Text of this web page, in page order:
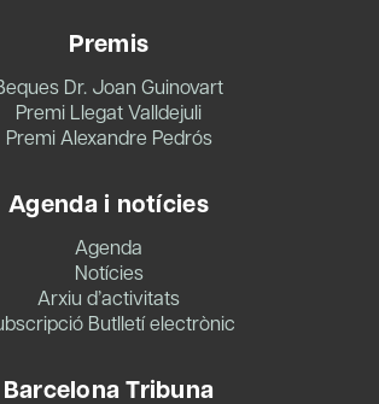
Premis
Dr. Joan Guinovart
Premi Llegat Valldejuli
Premi Alexandre Pedrós
Agenda i notícies
Agenda
Notícies
Arxiu d’activitats
Butlletí electrònic
Barcelona Tribuna